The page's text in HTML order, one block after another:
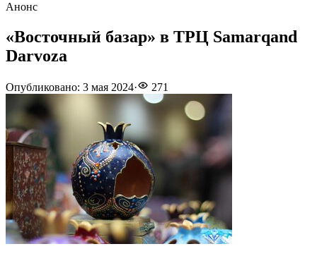
Анонс
«Восточный базар» в ТРЦ Samarqand
Darvoza
Опубликовано: 3 мая 2024· 271